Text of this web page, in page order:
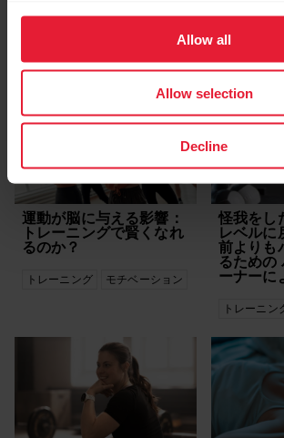
Allow all
Allow selection
Decline
自宅トレーニング
運動が脳に与える影響：
トレーニングで賢くなれ
るのか？
トレーニング モチベーション
怪我をし
レベルに
前よりも
るための
ーナーに
トレーニン